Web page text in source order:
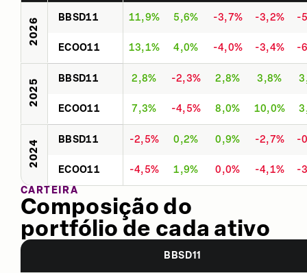
2026 BBSD11 11,9% 5,6% -3,7% -3,2% -
ECOO11 13,1% 4,0% -4,0% -3,4% -
2025 BBSD11 2,8% -2,3% 2,8% 3,8%
ECOO11 7,3% -4,5% 8,0% 10,0%
2024 BBSD11 -2,5% 0,2% 0,9% -2,7% -
ECOO11 -4,5% 1,9% 0,0% -4,1%
-
CARTEIRA
Composição do
portfólio de cada ativo
BBSD11